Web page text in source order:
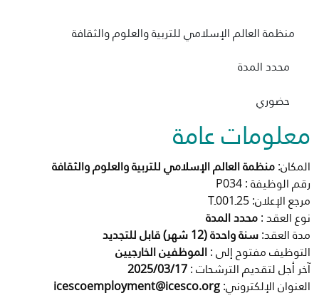
متاحف ومعارض
آخر الأخبار
الأحداث
وسائل التواصل الاجتماعي للإيسيسكو
للتواصل
الاتصال بنا
المقر
شاركونا
منظمة العالم الإسلامي للتربية والعلوم والثقافة
محدد المدة
حضوري
معلومات عامة
المكان: منظمة العالم الإسلامي للتربية والعلوم والثقافة
رقم الوظيفة : P034
مرجع الإعلان: 25ـ001ـT
نوع العقد : محدد المدة
مدة العقد: سنة واحدة (12 شهر) قابل للتجديد
التوظيف مفتوح إلى : الموظفين الخارجيين
آخر أجل لتقديم الترشحات : 2025/03/17
العنوان الإلكتروني: icescoemployment@icesco.org